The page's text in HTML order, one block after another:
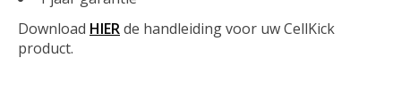
Download HIERde handleiding voor uw CellKick
product.